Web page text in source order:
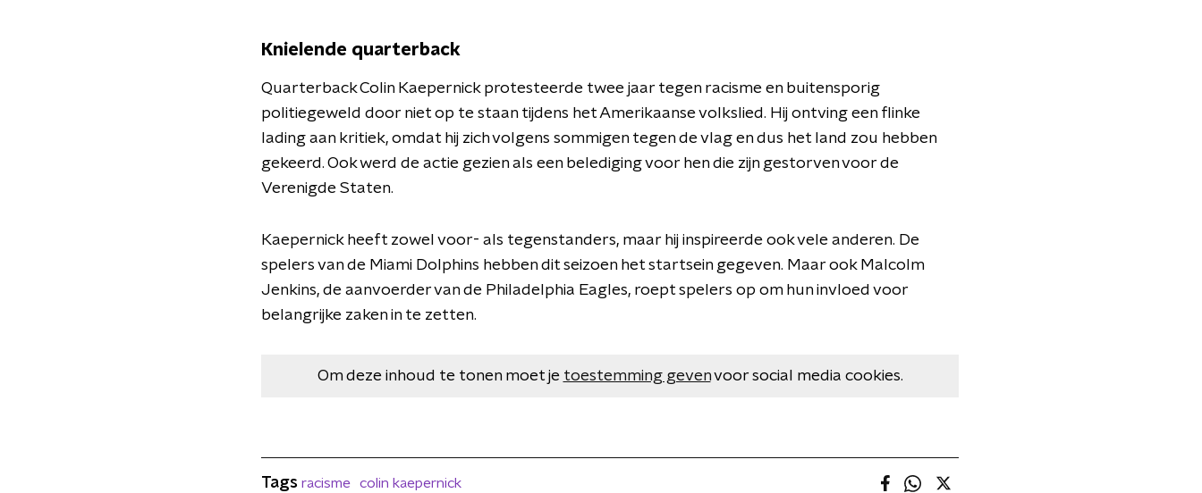
Knielende quarterback
Quarterback Colin Kaepernick protesteerde twee jaar tegen racisme en buitensporig
politiegeweld door niet op te staan tijdens het Amerikaanse volkslied. Hij ontving een flinke
lading aan kritiek, omdat hij zich volgens sommigen tegen de vlag en dus het land zou hebben
gekeerd. Ook werd de actie gezien als een belediging voor hen die zijn gestorven voor de
Verenigde Staten.
Kaepernick heeft zowel voor- als tegenstanders, maar hij inspireerde ook vele anderen. De
spelers van de Miami Dolphins hebben dit seizoen het startsein gegeven. Maar ook Malcolm
Jenkins, de aanvoerder van de Philadelphia Eagles, roept spelers op om hun invloed voor
belangrijke zaken in te zetten.
Om deze inhoud te tonen moet je toestemming gevenvoor social media cookies.
Tags racisme colin kaepernick